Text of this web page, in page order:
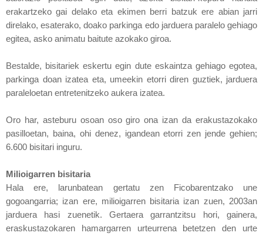
erakartzeko gai delako eta ekimen berri batzuk ere abian jarri
direlako, esaterako, doako parkinga edo jarduera paralelo gehiago
egitea, asko animatu baitute azokako giroa.
Bestalde, bisitariek eskertu egin dute eskaintza gehiago egotea,
parkinga doan izatea eta, umeekin etorri diren guztiek, jarduera
paraleloetan entretenitzeko aukera izatea.
Oro har, asteburu osoan oso giro ona izan da erakustazokako
pasilloetan, baina, ohi denez, igandean etorri zen jende gehien;
6.600 bisitari inguru.
Milioigarren bisitaria
Hala ere, larunbatean gertatu zen Ficobarentzako une
gogoangarria; izan ere, milioigarren bisitaria izan zuen, 2003an
jarduera hasi zuenetik. Gertaera garrantzitsu hori, gainera,
eraskustazokaren hamargarren urteurrena betetzen den urte